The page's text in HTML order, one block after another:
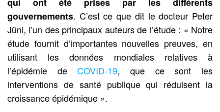
gouvernements. C’est ce que dit le docteur Peter
Jüni, l’un des principaux auteurs de l’étude : « Notre
étude fournit d’importantes nouvelles preuves, en
utilisant les données mondiales relatives à
l’épidémie deCOVID-19, que ce sont les
interventions de santé publique qui réduisent la
croissance épidémique ».